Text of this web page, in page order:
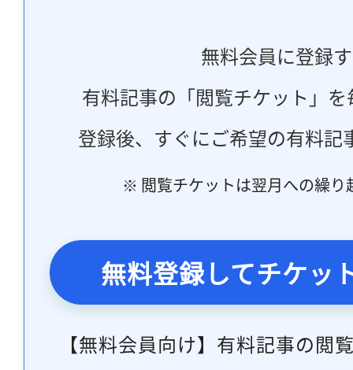
無料会員に登録
有料記事の「閲覧チケット」
登録後、すぐにご希望の有料記
※ 閲覧チケットは翌月への繰り
無料登録してチケッ
【無料会員向け】有料記事の閲